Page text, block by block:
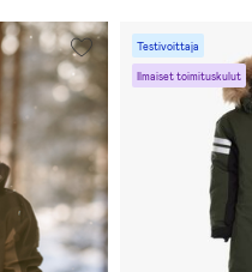
Testivoittaja
Ilmaiset toimituskulut